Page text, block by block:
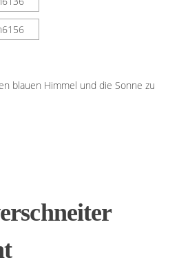
blauen Himmel und die Sonne zu